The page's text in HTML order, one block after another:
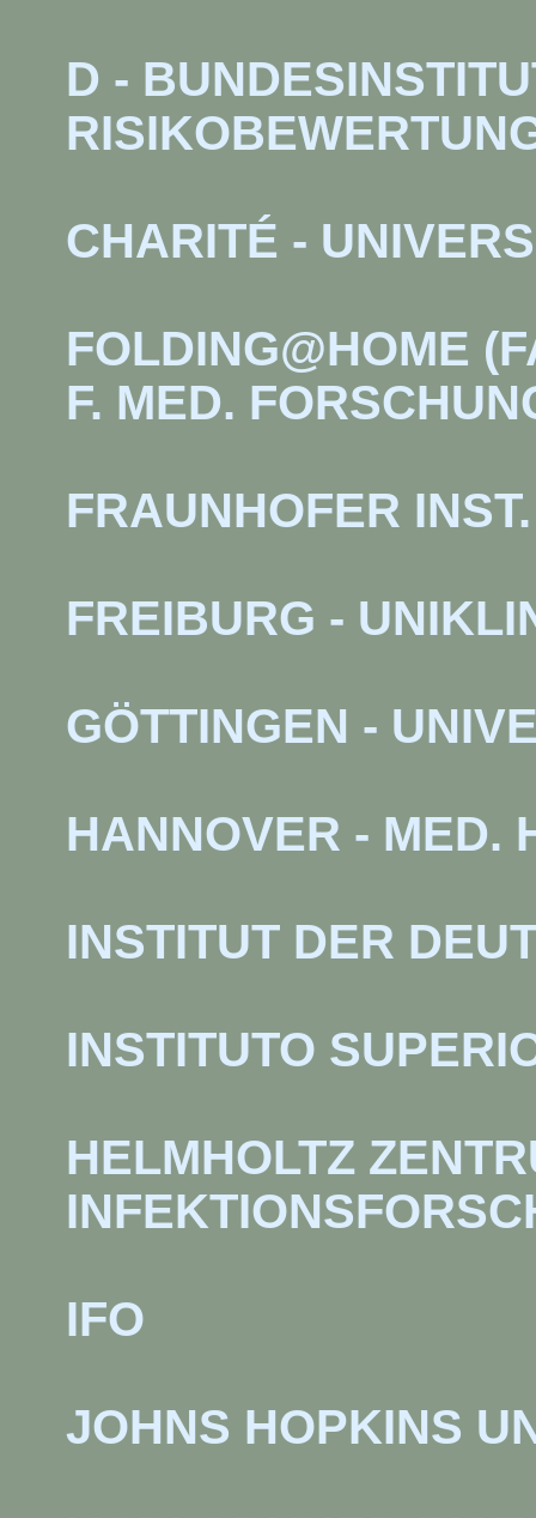
D -
CHARITÉ -
FOLDING@HOME
F. MED.
FRAUNHOFER
FREIBURG -
GÖTTINGEN -
HANNOVER - MED.
INSTITUT DER
INSTITUTO
HELMHOLTZ
IFO
JOHNS HOPKINS